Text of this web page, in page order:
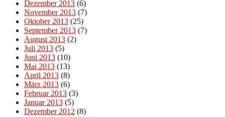
Dezember 2013 (6)
November 2013 (7)
Oktober 2013 (25)
September 2013 (7)
August 2013 (2)
Juli 2013 (5)
Juni 2013 (10)
Mai 2013 (13)
April 2013 (8)
März 2013 (6)
Februar 2013 (3)
Januar 2013 (5)
Dezember 2012 (8)